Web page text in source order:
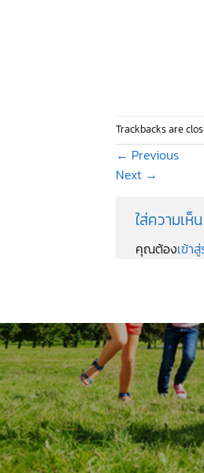
Trackbacks are
← Previous
Next →
ใส่ความเห็น
คุณต้องเข้า